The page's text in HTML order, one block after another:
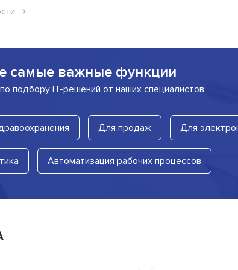
самые важные функции
подбору IT-решений от наших специалистов
Для продаж Для
Автоматизация рабочих процессов